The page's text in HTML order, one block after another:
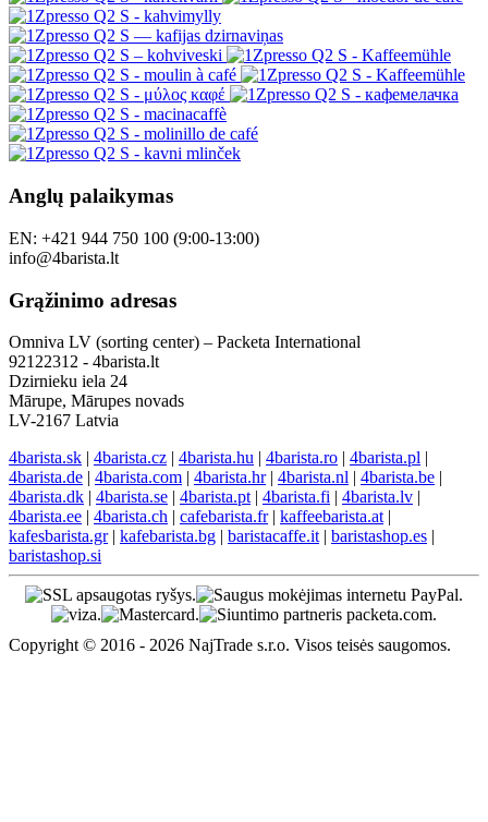
Anglų palaikymas
EN: +421 944 750 100 (9:00-13:00)
info@4barista.lt
Grąžinimo adresas
Omniva LV (sorting center) – Packeta International
92122312 - 4barista.lt
Dzirnieku iela 24
Mārupe, Mārupes novads
LV-2167 Latvia
4barista.sk | 4barista.cz | 4barista.hu | 4barista.ro | 4barista.pl |
4barista.de | 4barista.com | 4barista.hr| 4barista.nl | 4barista.be |
4barista.dk | 4barista.se | 4barista.pt | 4barista.fi | 4barista.lv |
4barista.ee | 4barista.ch | cafebarista.fr| kaffeebarista.at |
kafesbarista.gr| kafebarista.bg | baristacaffe.it | baristashop.es |
baristashop.si
Copyright © 2016 - 2026 NajTrade s.r.o. Visos teisės saugomos.